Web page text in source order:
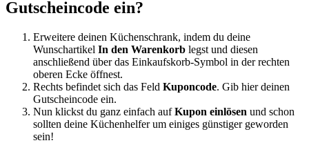
Gutscheincode ein?
Erweitere deinen Küchenschrank, indem du deine
Wunschartikel In den Warenkorb legst und diesen
anschließend über das Einkaufskorb-Symbol in der rechten
oberen Ecke öffnest.
Rechts befindet sich das Feld Kuponcode. Gib hier deinen
Gutscheincode ein.
Nun klickst du ganz einfach aufKupon einlösen und schon
sollten deine Küchenhelfer um einiges günstiger geworden
sein!